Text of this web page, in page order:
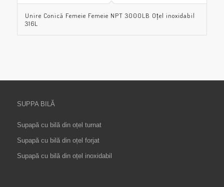
Unire Conică Femeie Femeie NPT 3000LB Oțel inoxidabil
316L
SUPPA BILĂ
Supapă cu bilă din oțel turnat
Supapă cu bilă din oțel forjat
Supapă cu bilă din oțel inoxidabil